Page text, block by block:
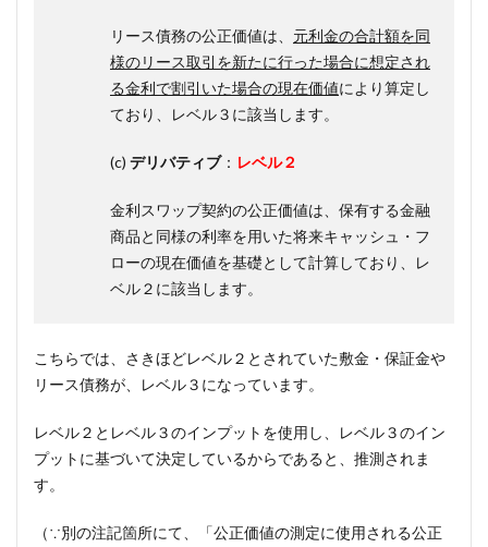
リース債務の公正価値は、 元利金の合計額を同
様のリース取引を新たに行った場合に想定され
る金利で割引いた場合の現在価値により算定し
ており、
レベル３に該当します。
(c) デリバティブ： レベル２
金利スワップ契約の公正価値は、保有する金融
商品と同様の利率を用いた将来キャッシュ・フ
ローの現在価値を基礎として計算しており、
レ
ベル２に該当します。
こちらでは、さきほどレベル２とされていた敷金・保証金や
リース債務が、レベル３になっています。
レベル２とレベル３のインプットを使用し、レベル３のイン
プットに基づいて決定しているからであると、推測されま
す。
（∵別の注記箇所にて、「公正価値の測定に使用される公正